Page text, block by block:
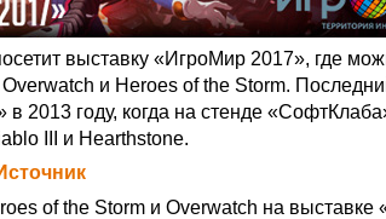
выставку «ИгроМир 2017», где
и Heroes of the Storm.
2013 году, когда на стенде
III и Hearthstone.
of the Storm и Overwatch на выставке